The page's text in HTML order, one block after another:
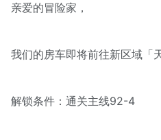
亲爱的冒险家，
我们的房车即将前往新区域「
解锁条件：通关主线92-4